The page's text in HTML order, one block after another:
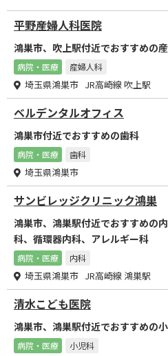
平野産婦人科医院
鴻巣市、吹上駅付近でおすすめの
病院・医療 産婦人科
埼玉県鴻巣市 JR高崎線 吹上駅
ベルデンタルオフィス
鴻巣市付近でおすすめの歯科
病院・医療 歯科
埼玉県鴻巣市
サンビレッジクリニック鴻巣
鴻巣市、鴻巣駅付近でおすすめの
科、循環器内科、アレルギー科
病院・医療 内科
埼玉県鴻巣市 JR高崎線 鴻巣駅
清水こども医院
鴻巣市、鴻巣駅付近でおすすめの
病院・医療 小児科